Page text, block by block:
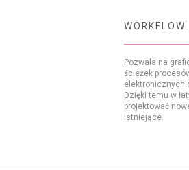
WORKFLOW
Pozwala na
ścieżek
elektronicznych
Dzięki temu w
projektować
istniejące.